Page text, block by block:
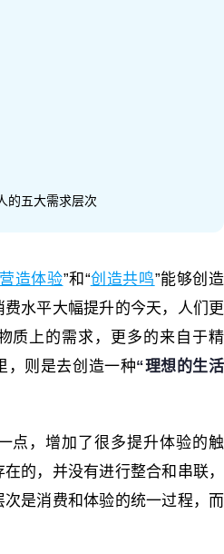
的五大需求层次
营造体验”和“创造共鸣”能够创造
水平大幅提升的今天，人们更
质上的需求，更多的来自于精
，则是去创造一种“理想的生活
点，增加了很多提升体验的触
的，并没有进行整合和串联，
是消费和体验的统一过程，而